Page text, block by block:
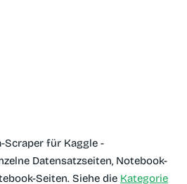
Scraper für Kaggle -
Datensatzseiten, Notebook-
Seiten. Siehe die Kategorie